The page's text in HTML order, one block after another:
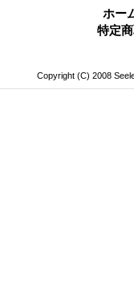
ホー
特定
Copyright (C) 2008